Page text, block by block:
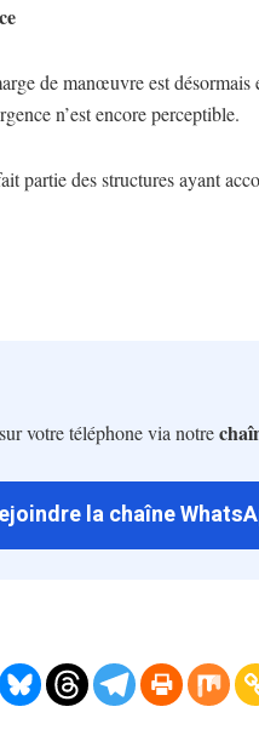
de manœuvre est
n’est encore perceptible.
partie des structures ayant
votre téléphone via notre
la chaîne